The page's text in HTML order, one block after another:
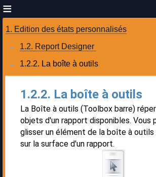
1. Edition des états personnalisés
1.2. Report Designer
1.2.2. La boîte à outils
1.2.2. La boîte à outils
La Boîte à outils (Toolbox barre)
objets d'un rapport disponibles. Vous
glisser un élément de la boîte à
sur la surface d'un rapport.